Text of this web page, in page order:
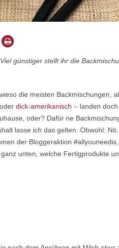
günstiger stellt ihr die
die meisten Backmischungen,
dick-amerikanisch – landen
oder? Dafür ne
lasse ich das gelten. Obwohl:
der Bloggeraktion
unten, welche Fertigprodukte